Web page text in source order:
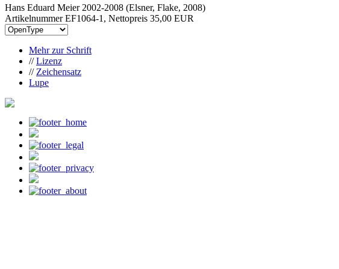
Hans Eduard Meier 2002-2008 (Elsner, Flake, 2008)
Artikelnummer EF1064-1, Nettopreis 35,00 EUR
Mehr zur Schrift
//Lizenz
// Zeichensatz
Lupe